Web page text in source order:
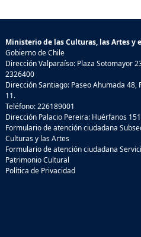
Ministerio de las Culturas, las Artes y
Gobierno de Chile
Dirección Valparaíso: Plaza Sotomayor
2326400
Dirección Santiago: Paseo Ahumada 48,
11.
Teléfono: 226189001
Dirección Palacio Pereira: Huérfanos
Formulario de atención ciudadana
Culturas y las Artes
Formulario de atención ciudadana
Patrimonio Cultural
Política de Privacidad